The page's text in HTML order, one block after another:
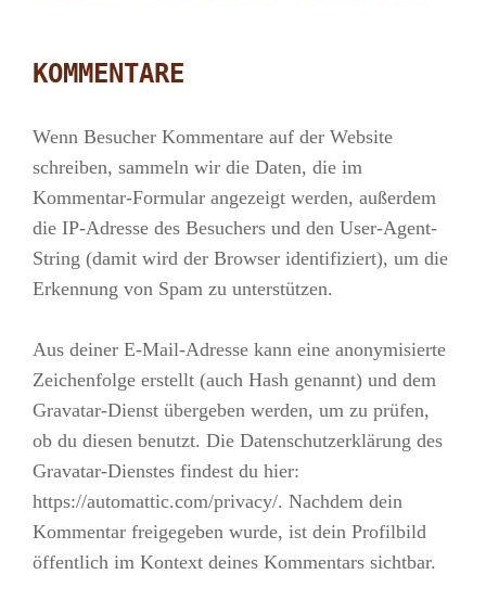
KOMMENTARE
Wenn Besucher Kommentare auf der Website
schreiben, sammeln wir die Daten, die im
Kommentar-Formular angezeigt werden, außerdem
die IP-Adresse des Besuchers und den User-Agent-
String (damit wird der Browser identifiziert), um die
Erkennung von Spam zu unterstützen.
Aus deiner E-Mail-Adresse kann eine anonymisierte
Zeichenfolge erstellt (auch Hash genannt) und dem
Gravatar-Dienst übergeben werden, um zu prüfen,
ob du diesen benutzt. Die Datenschutzerklärung des
Gravatar-Dienstes findest du hier:
https://automattic.com/privacy/. Nachdem dein
Kommentar freigegeben wurde, ist dein Profilbild
öffentlich im Kontext deines Kommentars sichtbar.